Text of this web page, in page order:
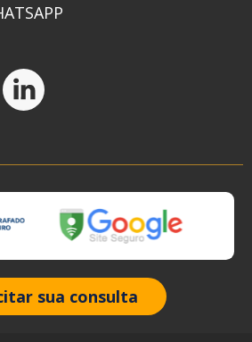
sua consulta